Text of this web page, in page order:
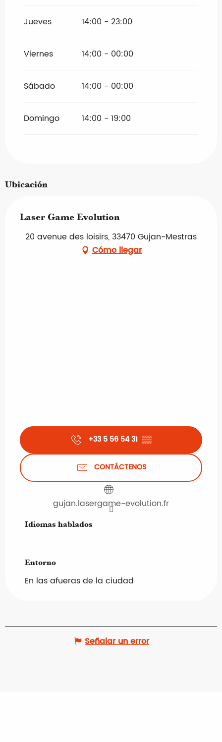
Jueves 14:00 - 23:00
Viernes 14:00 - 00:00
Sábado 14:00 - 00:00
Domingo 14:00 - 19:00
Ubicación
Laser Game Evolution
20 avenue des loisirs, 33470 Gujan-Mestras
Cómo llegar
+33 5 56 54 31 ▒▒
CONTÁCTENOS
gujan.lasergame-evolution.fr
Idiomas hablados
Idiomas hablados
Entorno
Entorno
En las afueras de la ciudad
Señalar un error